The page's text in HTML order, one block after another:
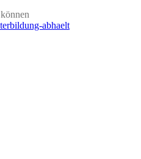
abhaelt